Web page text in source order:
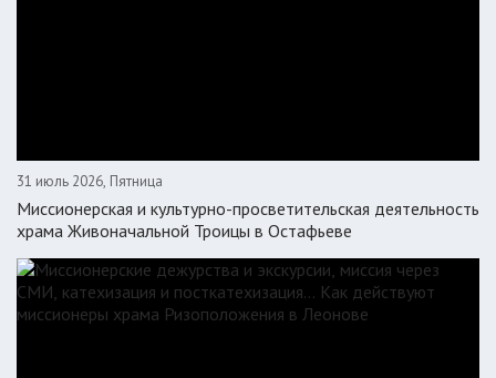
31 июль 2026, Пятница
Миссионерская и культурно-просветительская деятельность
храма Живоначальной Троицы в Остафьеве